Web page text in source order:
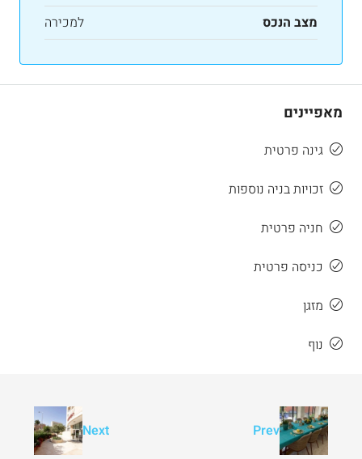
מצב הנכס
למכירה
מאפיינים
גינה פרטית
זכויות בניה נוספות
חניה פרטית
כניסה פרטית
מזגן
נוף
Prev
Next